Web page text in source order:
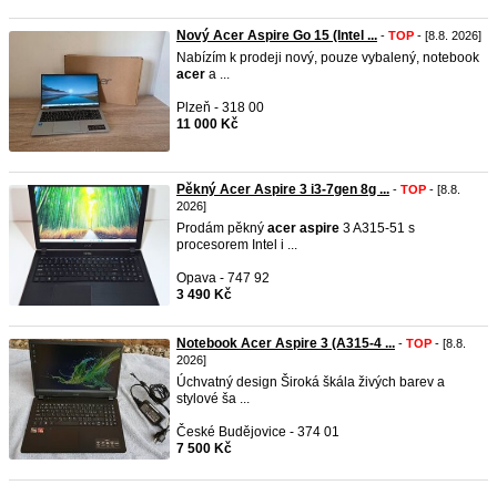
Nový Acer Aspire Go 15 (Intel ... - TOP - [8.8. 2026]
Nabízím k prodeji nový, pouze vybalený, notebook
acer a ...
Plzeň - 318 00
11 000 Kč
Pěkný Acer Aspire 3 i3-7gen 8g ... - TOP - [8.8.
2026]
Prodám pěkný acer aspire 3 A315-51 s
procesorem Intel i ...
Opava - 747 92
3 490 Kč
Notebook Acer Aspire 3 (A315-4 ... - TOP - [8.8.
2026]
Úchvatný design Široká škála živých barev a
stylové ša ...
České Budějovice - 374 01
7 500 Kč